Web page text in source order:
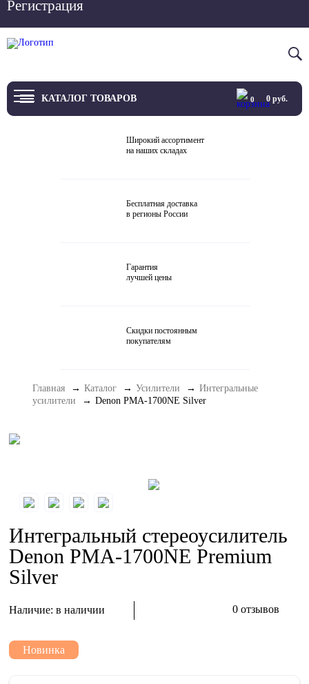
Регистрация
Вход
КАТАЛОГ ТОВАРОВ
Виниловые проигрыватели
Домашние кинотеатры
Портативный Hi-Fi
0 0руб.
Широкий ассортимент
на наших складах
Бесплатная доставка
в регионы России
Гарантия
лучшей цены
Скидки постоянным
покупателям
Главная Каталог Усилители
Интегральные
усилители
Denon PMA-1700NE Silver
Интегральный стереоусилитель
Denon PMA-1700NE Premium
Silver
Наличие:в наличии 0 отзывов
Новинка